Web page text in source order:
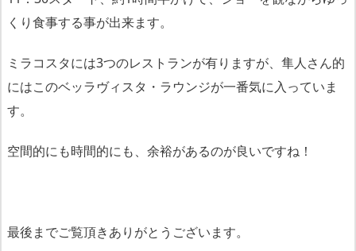
くり食事する事が出来ます。
ミラコスタには3つのレストランが有りますが、隼人さん的
にはこのベッラヴィスタ・ラウンジが一番気に入っていま
す。
空間的にも時間的にも、余裕があるのが良いですね！
最後までご覧頂きありがとうございます。